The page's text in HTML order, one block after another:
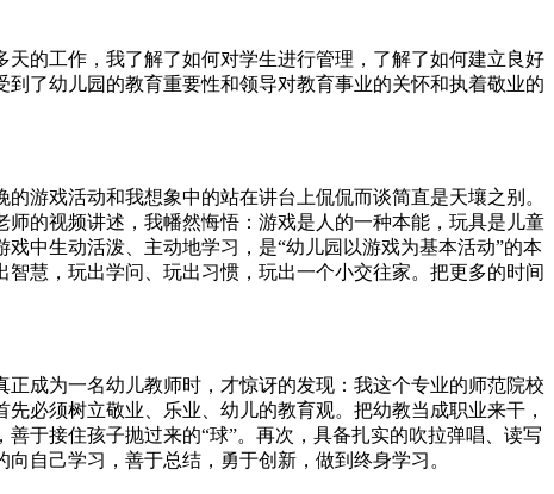
的工作，我了解了如何对学生进行管理，了解了如何建立良好
了幼儿园的教育重要性和领导对教育事业的关怀和执着敬业的
游戏活动和我想象中的站在讲台上侃侃而谈简直是天壤之别。
的视频讲述，我幡然悔悟：游戏是人的一种本能，玩具是儿童
中生动活泼、主动地学习，是“幼儿园以游戏为基本活动”的本
慧，玩出学问、玩出习惯，玩出一个小交往家。把更多的时间
成为一名幼儿教师时，才惊讶的发现：我这个专业的师范院校
必须树立敬业、乐业、幼儿的教育观。把幼教当成职业来干，
于接住孩子抛过来的“球”。再次，具备扎实的吹拉弹唱、读写
自己学习，善于总结，勇于创新，做到终身学习。